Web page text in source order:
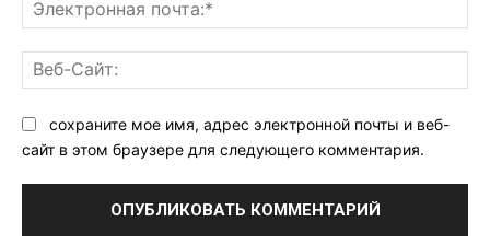
сохраните мое имя, адрес электронной почты и веб-
сайт в этом браузере для следующего комментария.